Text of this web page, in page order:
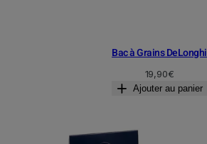
Bac à Grains DeLonghi
19,90€
Ajouter au panier